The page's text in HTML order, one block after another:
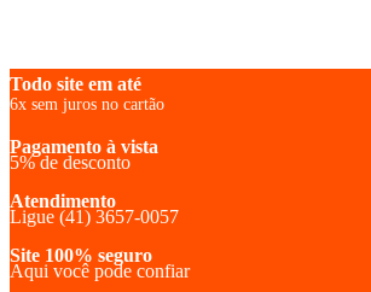
Todo site em até
6x sem juros no cartão
Pagamento à vista
5% de desconto
Atendimento
Ligue (41) 3657-0057
Site 100% seguro
Aqui você pode confiar